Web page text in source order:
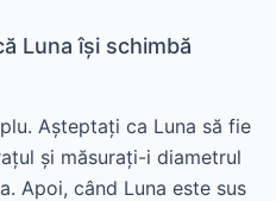
Luna își schimbă
Așteptați ca Luna să fie
și măsurați-i diametrul
Apoi, când Luna este sus